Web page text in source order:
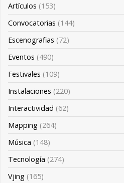
Artículos (153)
Convocatorias (144)
Escenografias (72)
Eventos (490)
Festivales (109)
Instalaciones (220)
Interactividad (62)
Mapping (264)
Música (148)
Tecnología (274)
Vjing (165)